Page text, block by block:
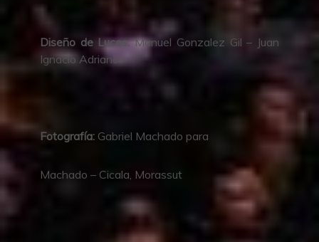
Diseño de Luces:Manuel Gonzalez Gil – Juan
Ignacio Adriano
Fotografía: Gabriel Machado para
Machado – Cicala, Morassut